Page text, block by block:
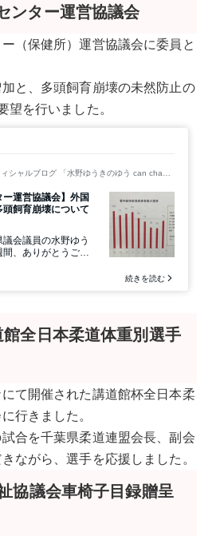
ンター運営協議会
（保健所）運営協議会に委員と
と、多頭飼育崩壊の未然防止の
を行いました。
全日本柔道体重別選手
て開催された講道館杯全日本柔
行きました。
合を千葉県柔道連盟会長、副会
ながら、選手を応援しました。
協議会車椅子目録贈呈